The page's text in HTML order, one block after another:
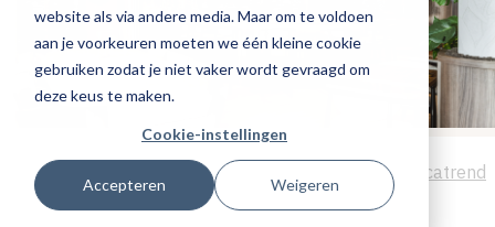
website als via andere media. Maar om te voldoen
aan je voorkeuren moeten we één kleine cookie
gebruiken zodat je niet vaker wordt gevraagd om
deze keus te maken.
Cookie-instellingen
Accepteren Weigeren
Tags: hotels ,horecatrend
Gepubliceerd op: 14 februari 2025